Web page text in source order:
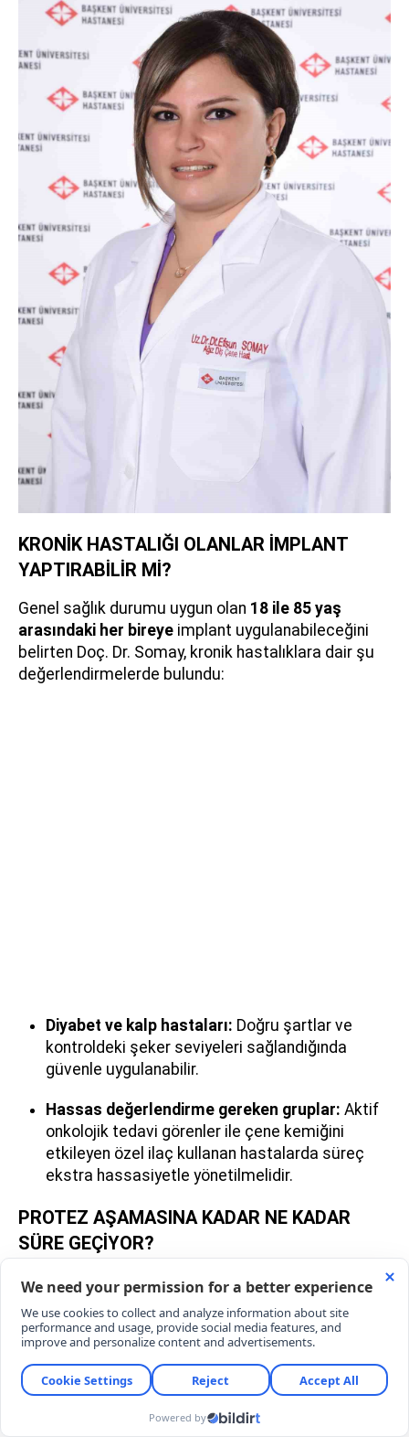
KRONİK HASTALIĞI OLANLAR İMPLANT
YAPTIRABİLİR Mİ?
Genel sağlık durumu uygun olan 18 ile 85 yaş
arasındaki her bireye implant uygulanabileceğini
belirten Doç. Dr. Somay, kronik hastalıklara dair şu
değerlendirmelerde bulundu:
Diyabet ve kalp hastaları: Doğru şartlar ve
kontroldeki şeker seviyeleri sağlandığında
güvenle uygulanabilir.
Hassas değerlendirme gereken gruplar: Aktif
onkolojik tedavi görenler ile çene kemiğini
etkileyen özel ilaç kullanan hastalarda süreç
ekstra hassasiyetle yönetilmelidir.
PROTEZ AŞAMASINA KADAR NE KADAR
SÜRE GEÇİYOR?
İşlemin lokal veya genel anestezi altında oldukça
takvimini şöyle özetledi:
"İlk muayene üç boyutlu görüntüleme
yöntemleriyle yapılır. Kemik yapısına göre kişiye
özel planlamanın ardından üst çenede yaklaşık
3,5 ay, alt çenede ise ortalama 2,5 ay sonra